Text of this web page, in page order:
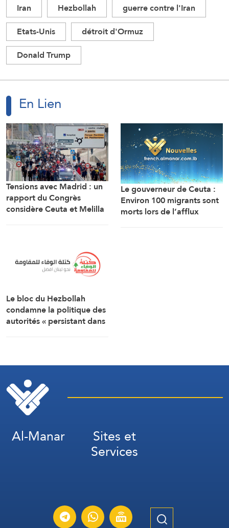
Iran
Hezbollah
guerre contre l'Iran
Etats-Unis
détroit d'Ormuz
Donald Trump
En Lien
Tensions avec Madrid : un
rapport du Congrès
considère Ceuta et Melilla
Le gouverneur de Ceuta :
Environ 100 migrants sont
morts lors de l’afflux
Le bloc du Hezbollah
condamne la politique des
autorités « persistant dans
Al-Manar Sites et
Services